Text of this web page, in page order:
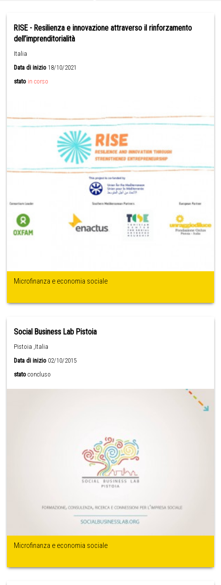
RISE - Resilienza e innovazione attraverso il rinforzamento
dell’imprenditorialità
Italia
Data di inizio 18/10/2021
stato in corso
Microfinanza e economia sociale
Social Business Lab Pistoia
Pistoia ,Italia
Data di inizio 02/10/2015
stato concluso
Microfinanza e economia sociale